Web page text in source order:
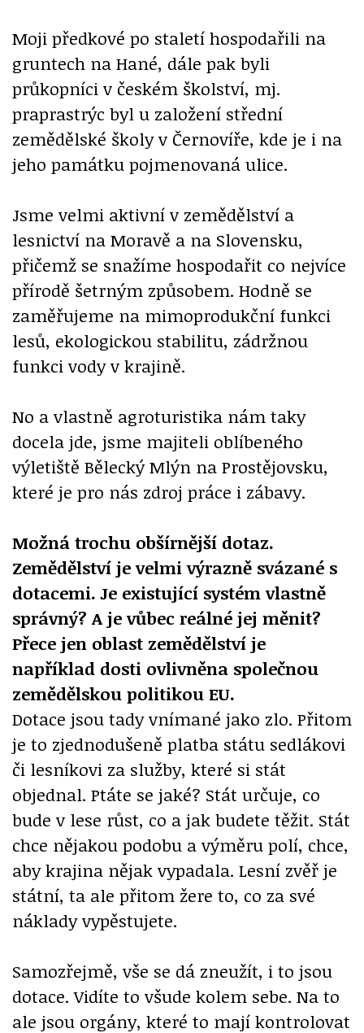
Moji předkové po staletí hospodařili na
gruntech na Hané, dále pak byli
průkopníci v českém školství, mj.
praprastrýc byl u založení střední
zemědělské školy v Černovíře, kde je i na
jeho památku pojmenovaná ulice.
Jsme velmi aktivní v zemědělství a
lesnictví na Moravě a na Slovensku,
přičemž se snažíme hospodařit co nejvíce
přírodě šetrným způsobem. Hodně se
zaměřujeme na mimoprodukční funkci
lesů, ekologickou stabilitu, zádržnou
funkci vody v krajině.
No a vlastně agroturistika nám taky
docela jde, jsme majiteli oblíbeného
výletiště Bělecký Mlýn na Prostějovsku,
které je pro nás zdroj práce i zábavy.
Možná trochu obšírnější dotaz.
Zemědělství je velmi výrazně svázané s
dotacemi. Je existující systém vlastně
správný? A je vůbec reálné jej měnit?
Přece jen oblast zemědělství je
například dosti ovlivněna společnou
zemědělskou politikou EU.
Dotace jsou tady vnímané jako zlo. Přitom
je to zjednodušeně platba státu sedlákovi
či lesníkovi za služby, které si stát
objednal. Ptáte se jaké? Stát určuje, co
bude v lese růst, co a jak budete těžit. Stát
chce nějakou podobu a výměru polí, chce,
aby krajina nějak vypadala. Lesní zvěř je
státní, ta ale přitom žere to, co za své
náklady vypěstujete.
Samozřejmě, vše se dá zneužít, i to jsou
dotace. Vidíte to všude kolem sebe. Na to
ale jsou orgány, které to mají kontrolovat